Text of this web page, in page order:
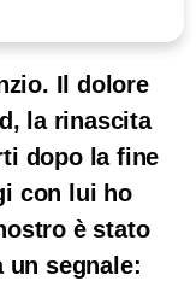
Il dolore
la rinascita
dopo la fine
con lui ho
è stato
un segnale: